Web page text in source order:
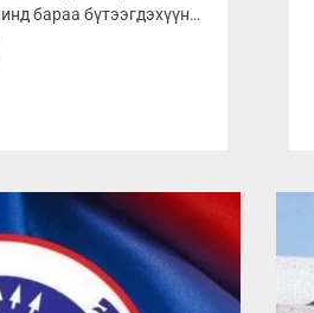
бараа бүтээгдэхүүн